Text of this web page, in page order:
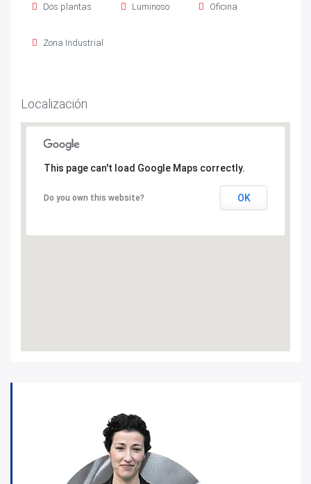
Dos plantas Luminoso Oficina
Zona Industrial
Localización
This page can't load Google Maps correctly.
Do you own this website? OK